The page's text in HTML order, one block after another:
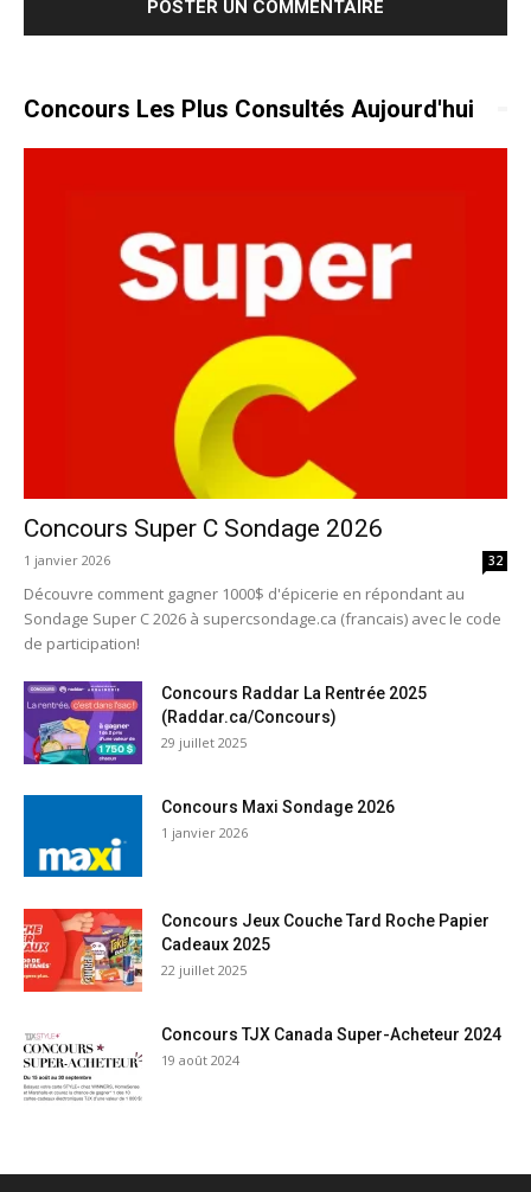
Concours Les Plus Consultés Aujourd'hui
Concours Super C Sondage 2026
1 janvier 2026 32
Découvre comment gagner 1000$ d'épicerie en répondant au
Sondage Super C 2026 à supercsondage.ca (francais) avec le code
de participation!
Concours Raddar La Rentrée 2025
(Raddar.ca/Concours)
29 juillet 2025
Concours Maxi Sondage 2026
1 janvier 2026
Concours Jeux Couche Tard Roche Papier
Cadeaux 2025
22 juillet 2025
Concours TJX Canada Super-Acheteur 2024
19 août 2024